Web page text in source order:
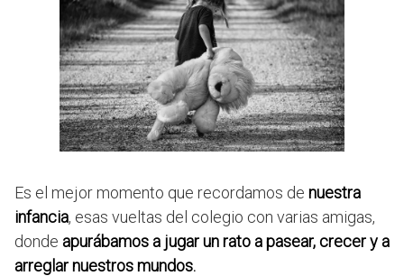
Es el mejor momento que recordamos de nuestra
infancia, esas vueltas del colegio con varias amigas,
donde apurábamos a jugar un rato a pasear, crecer y a
arreglar nuestros mundos.